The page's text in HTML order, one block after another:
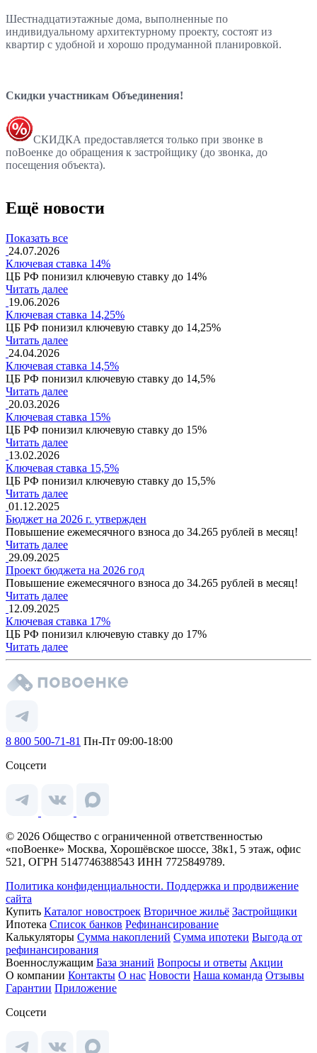
Шестнадцатиэтажные дома, выполненные по
индивидуальному архитектурному проекту, состоят из
квартир с удобной и хорошо продуманной планировкой.
Скидки участникам Объединения!
СКИДКА предоставляется только при звонке в
поВоенке до обращения к застройщику (до звонка, до
посещения объекта).
Ещё новости
Показать все
24.07.2026
Ключевая ставка 14%
ЦБ РФ понизил ключевую ставку до 14%
Читать далее
19.06.2026
Ключевая ставка 14,25%
ЦБ РФ понизил ключевую ставку до 14,25%
Читать далее
24.04.2026
Ключевая ставка 14,5%
ЦБ РФ понизил ключевую ставку до 14,5%
Читать далее
20.03.2026
Ключевая ставка 15%
ЦБ РФ понизил ключевую ставку до 15%
Читать далее
13.02.2026
Ключевая ставка 15,5%
ЦБ РФ понизил ключевую ставку до 15,5%
Читать далее
01.12.2025
Бюджет на 2026 г. утвержден
Повышение ежемесячного взноса до 34.265 рублей в месяц!
Читать далее
29.09.2025
Проект бюджета на 2026 год
Повышение ежемесячного взноса до 34.265 рублей в месяц!
Читать далее
12.09.2025
Ключевая ставка 17%
ЦБ РФ понизил ключевую ставку до 17%
Читать далее
8 800 500-71-81 Пн-Пт 09:00-18:00
Соцсети
© 2026 Общество с ограниченной ответственностью
«поВоенке» Москва, Хорошёвское шоссе, 38к1, 5 этаж, офис
521, ОГРН 5147746388543 ИНН 7725849789.
Политика конфиденциальности. Поддержка и продвижение
сайта
Купить Каталог новостроек Вторичное жильё Застройщики
Ипотека Список банков Рефинансирование
Калькуляторы Сумма накоплений Сумма ипотеки Выгода от
рефинансирования
Военнослужащим База знаний Вопросы и ответы Акции
О компании Контакты О нас Новости Наша команда Отзывы
Гарантии Приложение
Соцсети